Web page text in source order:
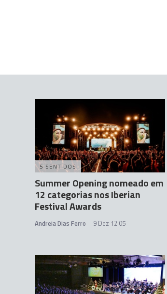
5 SENTIDOS
Summer Opening nomeado em
12 categorias nos Iberian
Festival Awards
Andreia Dias Ferro 9 Dez 12:05